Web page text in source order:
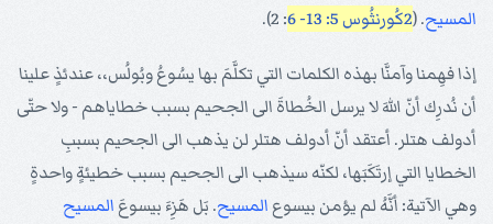
المسيح. (2كُورنثُوس 5: 13- 6 : 2).
إذا فهِمنا وآمنَّا بهذه الكلمات التي تكلَّمَ بها يسُوعُ وبُولُس،، عندئذٍ علينا
أن نُدرِك أنّ اللهَ لا يرسل الخُطاةَ الى الجحيم بسبب خطاياهم - ولا حتّى
أدولف هتلر. أعتقد أنّ أدولف هتلر لن يذهب الى الجحيم بسببِ
الخطايا التي إرتَكَبَها، لكنّه سيذهب الى الجحيم بسبب خطيئةٍ واحدةٍ
وهي الآتية: أنَّهُ لم يؤمن بيسوع المسيح. بَل هَزِءَ بيسوعَ المسيح